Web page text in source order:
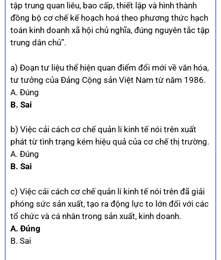
tập trung quan liêu, bao cấp, thiết lập và hình thành
đồng bộ cơ chế kế hoạch hoá theo phương thức hạch
toán kinh doanh xã hội chủ nghĩa, đúng nguyên tắc tập
trung dân chủ”.
a) Đoạn tư liệu thể hiện quan điểm đổi mới về văn hóa,
tư tưởng của Đảng Cộng sản Việt Nam từ năm 1986.
A. Đúng
B. Sai
b) Việc cải cách cơ chế quản lí kinh tế nói trên xuất
phát từ tình trạng kém hiệu quả của cơ chế thị trường.
A. Đúng
B. Sai
c) Việc cải cách cơ chế quản lí kinh tế nói trên đã giải
phóng sức sản xuất, tạo ra động lực to lớn đối với các
tổ chức và cá nhân trong sản xuất, kinh doanh.
A. Đúng
B. Sai